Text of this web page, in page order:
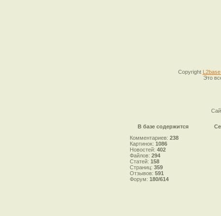
Copyright
Это
В базе содержится
Комментариев: 238
Картинок: 1086
Новостей: 402
Файлов: 294
Статей: 158
Страниц: 359
Отзывов: 591
Форум: 180/614